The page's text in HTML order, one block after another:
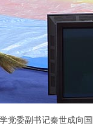
委副书记秦世成向国